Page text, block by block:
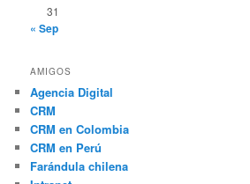
31
« Sep
AMIGOS
Agencia Digital
CRM
CRM en Colombia
CRM en Perú
Farándula chilena